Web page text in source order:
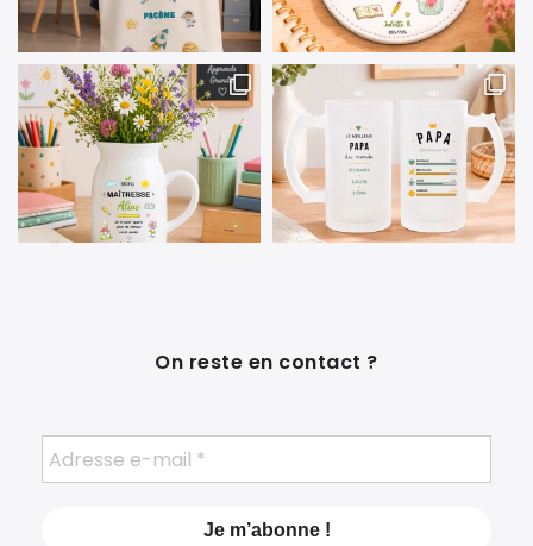
On reste en contact ?